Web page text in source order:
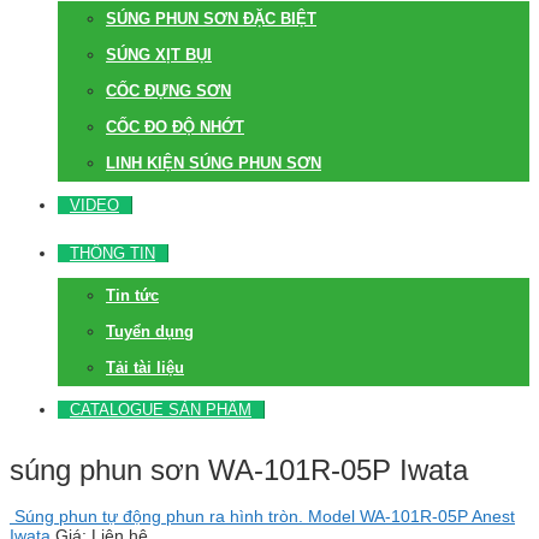
SÚNG PHUN SƠN ĐẶC BIỆT
SÚNG XỊT BỤI
CỐC ĐỰNG SƠN
CỐC ĐO ĐỘ NHỚT
LINH KIỆN SÚNG PHUN SƠN
VIDEO
THÔNG TIN
Tin tức
Tuyển dụng
Tải tài liệu
CATALOGUE SẢN PHẨM
súng phun sơn WA-101R-05P Iwata
Súng phun tự động phun ra hình tròn. Model WA-101R-05P Anest